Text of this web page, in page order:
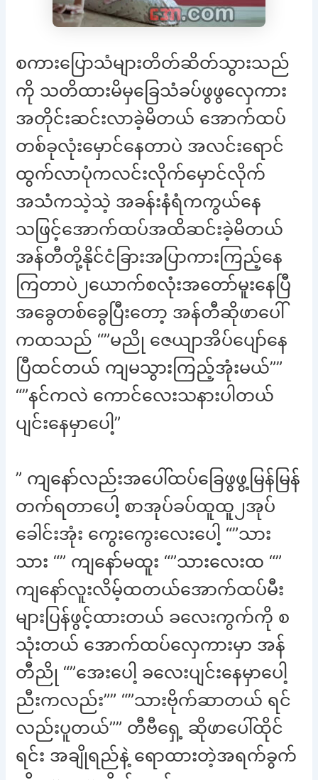
စကားပြောသံများတိတ်ဆိတ်သွားသည်
ကို သတိထားမိမှခြေသံခပ်ဖွဖွလှေကား
အတိုင်းဆင်းလာခဲ့မိတယ် အောက်ထပ်
တစ်ခုလုံးမှောင်နေတာပဲ အလင်းရောင်
ထွက်လာပုံကလင်းလိုက်မှောင်လိုက်
အသံကသဲ့သဲ့ အခန်းနံရံကကွယ်နေ
သဖြင့်အောက်ထပ်အထိဆင်းခဲ့မိတယ်
အန်တီတို့နိုင်ငံခြားအပြာကားကြည့်နေ
ကြတာပဲ၂ယောက်စလုံးအတော်မူးနေပြီ
အခွေတစ်ခွေပြီးတော့ အန်တီဆိုဖာပေါ်
ကထသည် “”မညို ဇေယျာအိပ်ပျော်နေ
ပြီထင်တယ် ကျမသွားကြည့်အုံးမယ်””
“”နင်ကလဲ ကောင်လေးသနားပါတယ်
ပျင်းနေမှာပေါ့”
” ကျနော်လည်းအပေါ်ထပ်ခြေဖွဖွ့မြန်မြန်
တက်ရတာပေါ့ စာအုပ်ခပ်ထူထူ၂အုပ်
ခေါင်းအုံး ကွေးကွေးလေးပေါ့ “”သား
သား “” ကျနော်မထူး “”သားလေးထ “”
ကျနော်လူးလိမ့်ထတယ်အောက်ထပ်မီး
များပြန်ဖွင့်ထားတယ် ခလေးကွက်ကို စ
သုံးတယ် အောက်ထပ်လှေကားမှာ အန်
တီညို “”အေးပေါ့ ခလေးပျင်းနေမှာပေါ့
ညီးကလည်း”” “”သားဗိုက်ဆာတယ် ရင်
လည်းပူတယ်”” တီဗီရှေ့ ဆိုဖာပေါ်ထိုင်
ရင်း အချိုရည်နဲ့ ရောထားတဲ့အရက်ခွက်